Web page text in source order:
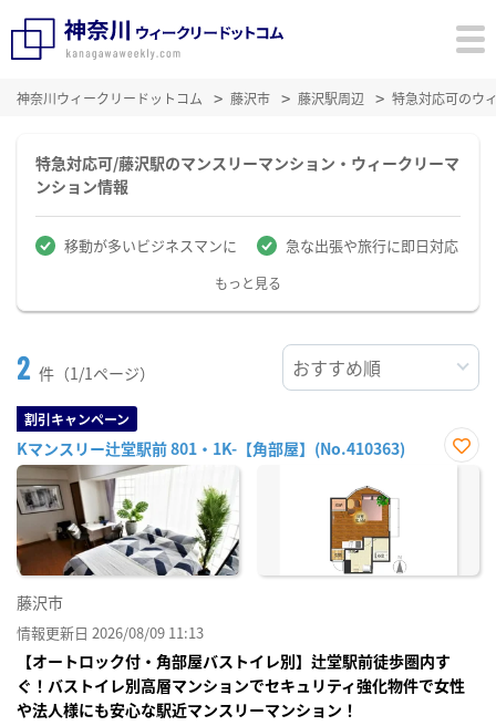
神奈川ウィークリードットコム 藤沢市 藤沢駅周辺 特急対応可のウ
特急対応可/藤沢駅のマンスリーマンション・ウィークリーマ
ンション情報
移動が多いビジネスマンに 急な出張や旅行に即日対応
もっと見る
2 件（1/1ページ）
割引キャンペーン
Kマンスリー辻堂駅前 801・1K-【角部屋】(No.410363)
お気
藤沢市
情報更新日 2026/08/09 11:13
【オートロック付・角部屋バストイレ別】辻堂駅前徒歩圏内す
ぐ！バストイレ別高層マンションでセキュリティ強化物件で女性
や法人様にも安心な駅近マンスリーマンション！